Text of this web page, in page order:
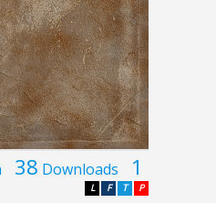
38 Downloads 1
P
T
F
L